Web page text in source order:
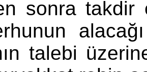
sonra takdir
alacağı
talebi